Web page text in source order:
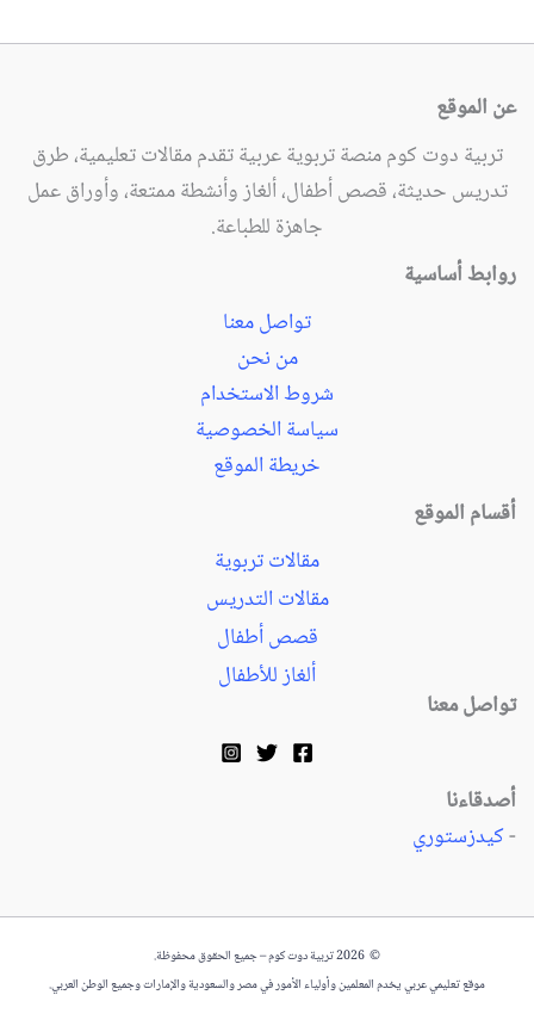
عن الموقع
تربية دوت كوم منصة تربوية عربية تقدم مقالات تعليمية، طرق
تدريس حديثة، قصص أطفال، ألغاز وأنشطة ممتعة، وأوراق عمل
جاهزة للطباعة.
روابط أساسية
تواصل معنا
من نحن
شروط الاستخدام
سياسة الخصوصية
خريطة الموقع
أقسام الموقع
مقالات تربوية
مقالات التدريس
قصص أطفال
ألغاز للأطفال
تواصل معنا
أصدقاءنا
-كيدزستوري
© 2026 تربية دوت كوم – جميع الحقوق محفوظة.
موقع تعليمي عربي يخدم المعلمين وأولياء الأمور في مصر والسعودية والإمارات وجميع الوطن العربي.